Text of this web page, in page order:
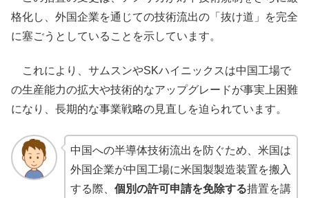
格化し、外国企業を通じての技術流出の「抜け道」を完全
に塞ごうとしていることを示しています。
これにより、サムスンやSKハイニックスは中国工場で
の生産能力の拡大や技術的なアップグレードが事実上困難
になり、長期的な事業戦略の見直しを迫られています。
中国への半導体技術流出を防ぐため、米国は
外国企業が中国工場に米国製製造装置を搬入
する際、 個別の許可申請を免除する措置を講